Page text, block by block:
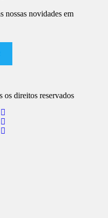
nossas novidades em
direitos reservados